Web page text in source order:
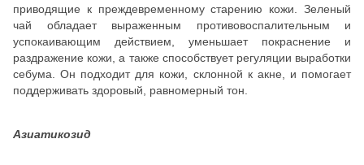
приводящие к преждевременному старению кожи. Зеленый
чай обладает выраженным противовоспалительным и
успокаивающим действием, уменьшает покраснение и
раздражение кожи, а также способствует регуляции выработки
себума. Он подходит для кожи, склонной к акне, и помогает
поддерживать здоровый, равномерный тон.
Азиатикозид